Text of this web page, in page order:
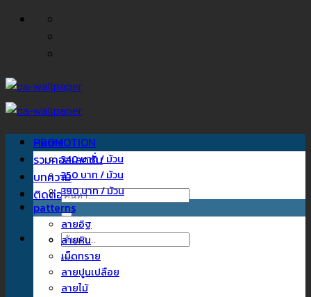
ข้าม
Home
รวมคอลเลคชั่น
บทความ
ติดต่อเรา
ค้นหา:
ค้นหา:
PROMOTION
340 บาท / ม้วน
350 บาท / ม้วน
390 บาท / ม้วน
patterns
ลายอิฐ
ลายหิน
เม็ดทราย
ลายปูนเปลือย
ลายไม้